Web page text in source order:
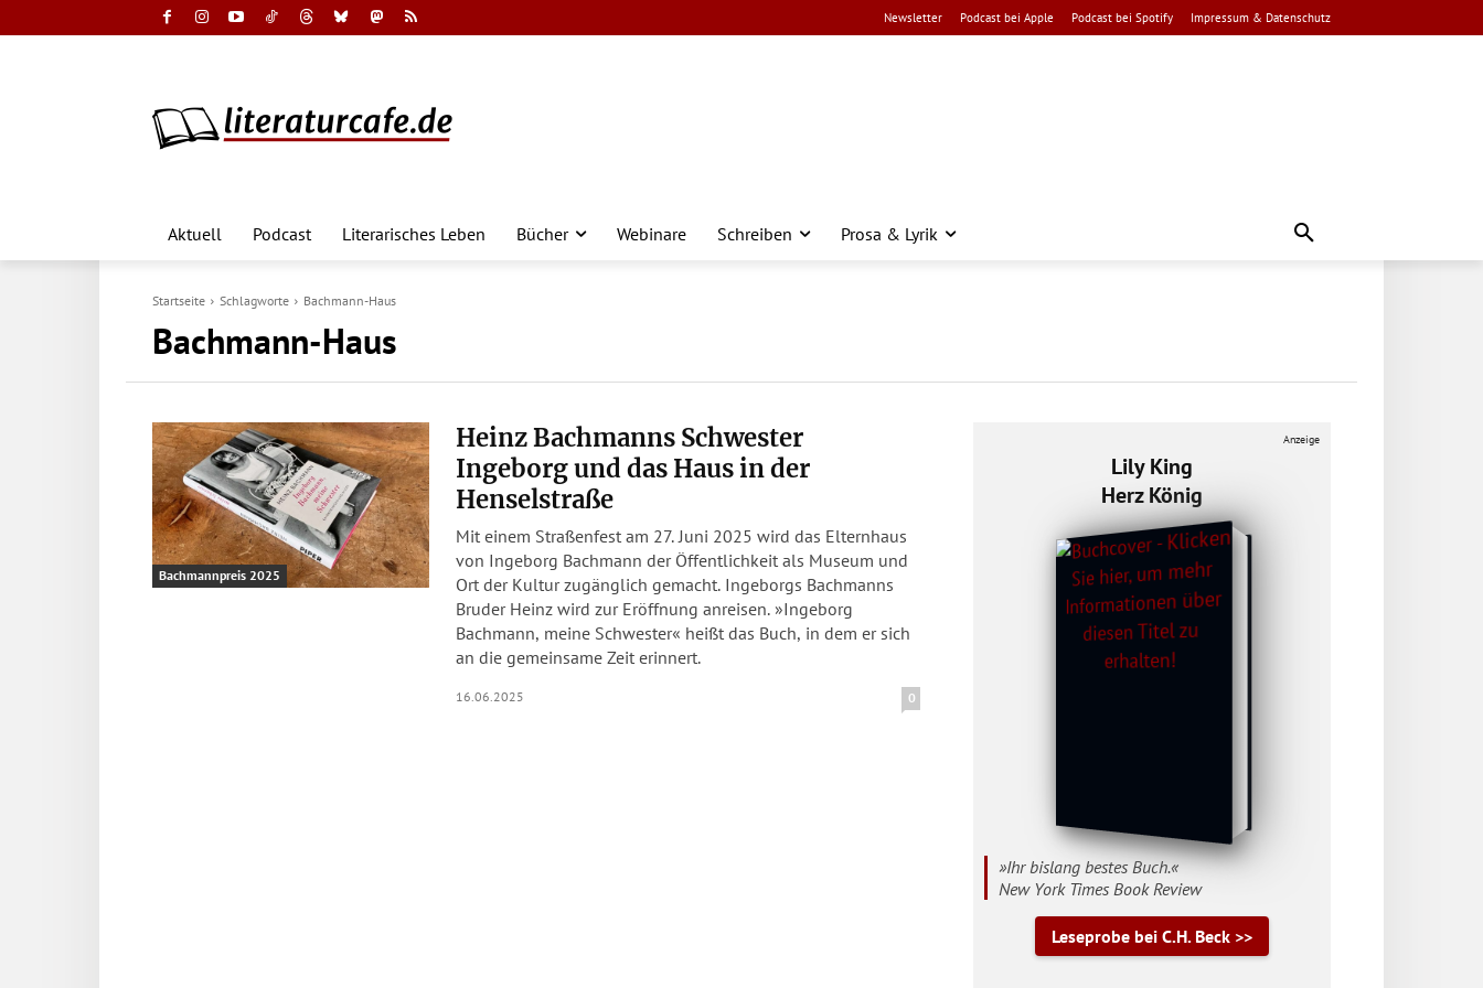
Newsletter Podcast bei Apple Podcast bei Spotify Impressum & Datenschutz
Aktuell Podcast Literarisches Leben Bücher Webinare Schreiben Prosa & Lyrik
Startseite Schlagworte Bachmann-Haus
Bachmann-Haus
Bachmannpreis 2025
Heinz Bachmanns Schwester
Ingeborg und das Haus in der
Henselstraße
Mit einem Straßenfest am 27. Juni 2025 wird das Elternhaus
von Ingeborg Bachmann der Öffentlichkeit als Museum und
Ort der Kultur zugänglich gemacht. Ingeborgs Bachmanns
Bruder Heinz wird zur Eröffnung anreisen. »Ingeborg
Bachmann, meine Schwester« heißt das Buch, in dem er sich
an die gemeinsame Zeit erinnert.
16.06.2025 0
Anzeige
Lily King
Herz König
»Ihr bislang bestes Buch.«
New York Times Book Review
Leseprobe bei C.H. Beck >>